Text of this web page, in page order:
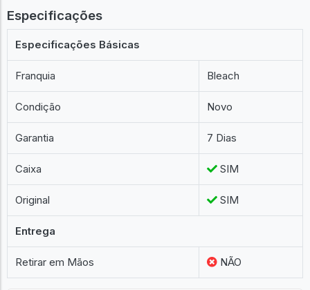
Especificações
Especificações Básicas
Franquia Bleach
Condição Novo
Garantia 7 Dias
Caixa SIM
Original SIM
Entrega
Retirar em Mãos NÃO